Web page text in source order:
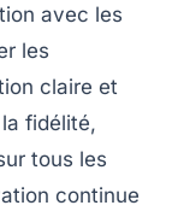
avec les
les
claire et
fidélité,
tous les
continue